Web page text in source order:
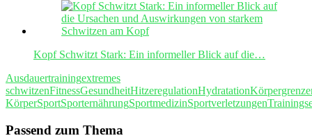
Kopf Schwitzt Stark: Ein informeller Blick auf die…
Ausdauertrainingextremes
schwitzenFitnessGesundheitHitzeregulationHydratation
KörperSportSporternährungSportmedizinSportverletzungen
Passend zum Thema